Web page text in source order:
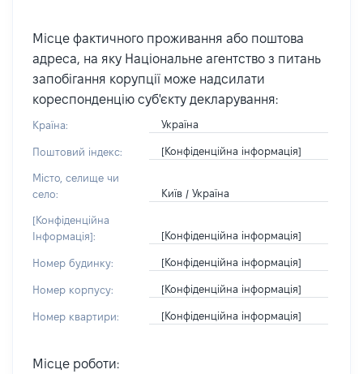
Місце фактичного проживання або поштова
адреса, на яку Національне агентство з питань
запобігання корупції може надсилати
кореспонденцію суб'єкту декларування:
Країна: Україна
Поштовий індекс: [Конфіденційна інформація]
Місто, селище чи
село:
Київ / Україна
[Конфіденційна
Інформація]:
[Конфіденційна інформація]
Номер будинку: [Конфіденційна інформація]
Номер корпусу: [Конфіденційна інформація]
Номер квартири: [Конфіденційна інформація]
Місце роботи: